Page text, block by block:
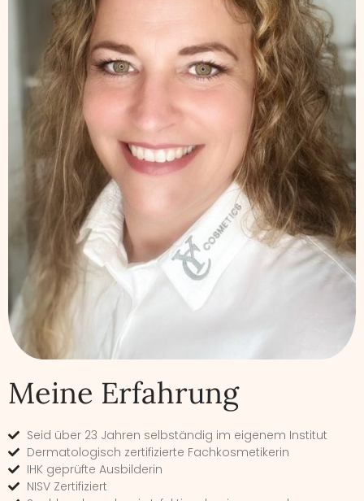
Meine Erfahrung
Seid über 23 Jahren selbständig im eigenem Institut
Dermatologisch zertifizierte Fachkosmetikerin
IHK geprüfte Ausbilderin
NISV Zertifiziert